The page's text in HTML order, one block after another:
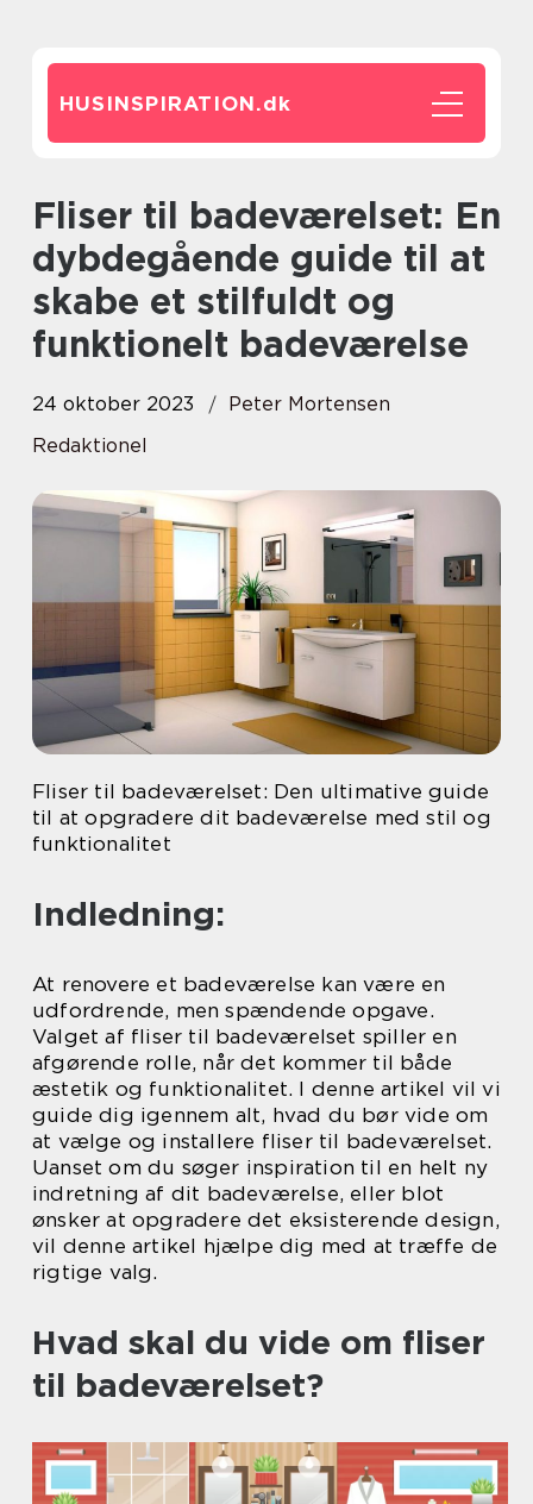
HUSINSPIRATION.dk
Fliser til badeværelset: En
dybdegående guide til at
skabe et stilfuldt og
funktionelt badeværelse
24 oktober 2023
Peter Mortensen
Redaktionel
Fliser til badeværelset: Den ultimative guide
til at opgradere dit badeværelse med stil og
funktionalitet
Indledning:
At renovere et badeværelse kan være en
udfordrende, men spændende opgave.
Valget af fliser til badeværelset spiller en
afgørende rolle, når det kommer til både
æstetik og funktionalitet. I denne artikel vil vi
guide dig igennem alt, hvad du bør vide om
at vælge og installere fliser til badeværelset.
Uanset om du søger inspiration til en helt ny
indretning af dit badeværelse, eller blot
ønsker at opgradere det eksisterende design,
vil denne artikel hjælpe dig med at træffe de
rigtige valg.
Hvad skal du vide om fliser
til badeværelset?